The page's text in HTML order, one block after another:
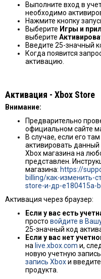
Выполните вход в
необходимо
Нажмите кнопку
Выберите Игры и
выберите
Введите 25-значный
Когда появится
активацию.
Активация - Хbox Store
Внимание:
Предварительно
официальном сайте
В случае, если его
активировать
Xbox магазина на
представлен.
магазина: https://
billing/как-изменить-
store-и-др-e180415a-
Активация через браузер:
Если у вас есть
просто войдите в
25-значный код
Если у вас нет
на live.xbox.com и,
новую учетную
запись Xboxи
продукта.